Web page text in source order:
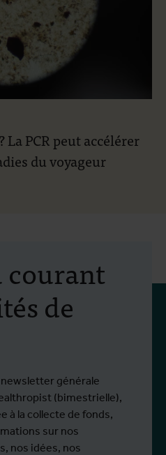
PCR peut accélérer
du voyageur
courant
de
générale
(bimestrielle),
à la collecte de fonds,
sur nos
nos idées, nos